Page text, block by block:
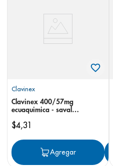
Clavinex
Clavinex 400/57mg
ecuaquimica - saval
$4,31
Agregar
panolini
prueba embarazo